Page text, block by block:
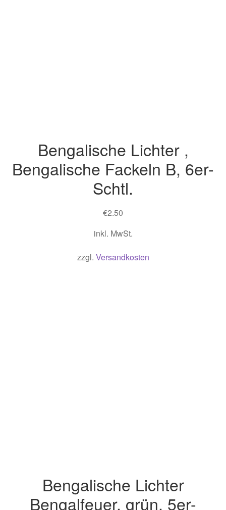
Bengalische Lichter ,
Bengalische Fackeln B, 6er-
Schtl.
€2.50
inkl. MwSt.
zzgl. Versandkosten
Bengalische Lichter
Bengalfeuer, grün, 5er-